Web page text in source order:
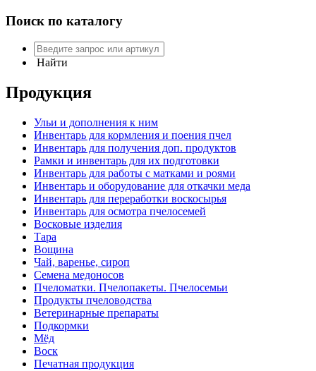
Поиск по каталогу
Найти
Продукция
Ульи и дополнения к ним
Инвентарь для кормления и поения пчел
Инвентарь для получения доп. продуктов
Рамки и инвентарь для их подготовки
Инвентарь для работы с матками и роями
Инвентарь и оборудование для откачки меда
Инвентарь для переработки воскосырья
Инвентарь для осмотра пчелосемей
Восковые изделия
Тара
Вощина
Чай, варенье, сироп
Семена медоносов
Пчеломатки. Пчелопакеты. Пчелосемьи
Продукты пчеловодства
Ветеринарные препараты
Подкормки
Мёд
Воск
Печатная продукция